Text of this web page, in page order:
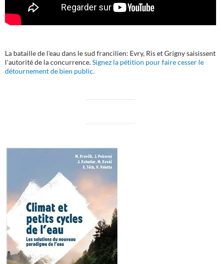
La bataille de l'eau dans le sud francilien: Evry, Ris et Grigny saisissent
l'autorité de la concurrence.Signez la pétition pour faire cesser le
détournement de bien public.